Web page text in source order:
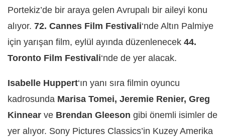
Portekiz’de bir araya gelen Avrupalı bir aileyi konu
alıyor. 72. Cannes Film Festivali‘nde Altın Palmiye
için yarışan film, eylül ayında düzenlenecek 44.
Toronto Film Festivali‘nde de yer alacak.
Isabelle Huppert‘ın yanı sıra filmin oyuncu
kadrosunda Marisa Tomei, Jeremie Renier, Greg
Kinnear ve Brendan Gleeson gibi önemli isimler de
yer alıyor. Sony Pictures Classics’in Kuzey Amerika